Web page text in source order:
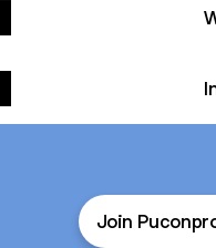
Join